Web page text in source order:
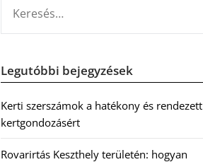
Legutóbbi bejegyzések
Kerti szerszámok a hatékony és rendezett
kertgondozásért
Rovarirtás Keszthely területén: hogyan